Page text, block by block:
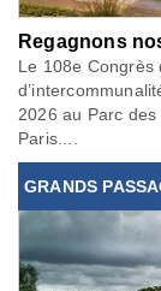
Regagnons
Le 108e Congrès
2026 au Parc
Paris....
GRANDS